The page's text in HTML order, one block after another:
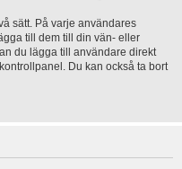
sätt. På varje användares
till dem till din vän- eller
du lägga till användare direkt
Du kan också ta bort